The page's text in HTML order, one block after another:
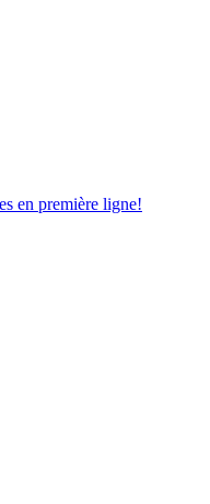
en première ligne!